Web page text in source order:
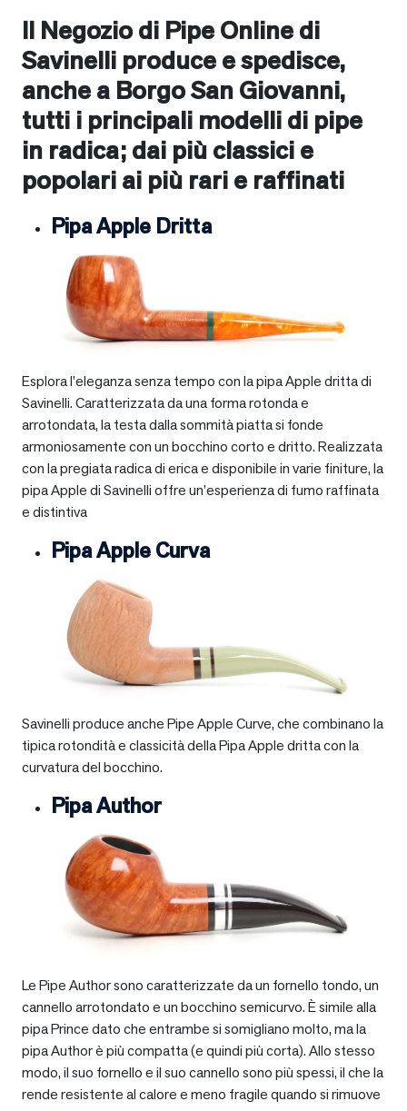
Il Negozio di Pipe Online di
Savinelli produce e spedisce,
anche a Borgo San Giovanni,
tutti i principali modelli di pipe
in radica; dai più classici e
popolari ai più rari e raffinati
Pipa Apple Dritta
Esplora l’eleganza senza tempo con la pipa Apple dritta di
Savinelli. Caratterizzata da una forma rotonda e
arrotondata, la testa dalla sommità piatta si fonde
armoniosamente con un bocchino corto e dritto. Realizzata
con la pregiata radica di erica e disponibile in varie finiture, la
pipa Apple di Savinelli offre un’esperienza di fumo raffinata
e distintiva
Pipa Apple Curva
Savinelli produce anche Pipe Apple Curve, che combinano la
tipica rotondità e classicità della Pipa Apple dritta con la
curvatura del bocchino.
Pipa Author
Le Pipe Author sono caratterizzate da un fornello tondo, un
cannello arrotondato e un bocchino semicurvo. È simile alla
pipa Prince dato che entrambe si somigliano molto, ma la
pipa Author è più compatta (e quindi più corta). Allo stesso
modo, il suo fornello e il suo cannello sono più spessi, il che la
rende resistente al calore e meno fragile quando si rimuove